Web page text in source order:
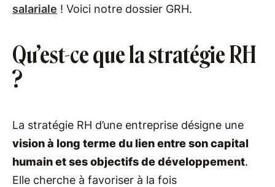
salariale ! Voici notre dossier GRH.
Qu’est-ce que la stratégie RH
?
La stratégie RH d’une entreprise désigne une
vision à long terme du lien entre son capital
humain et ses objectifs de développement.
Elle cherche à favoriser à la fois